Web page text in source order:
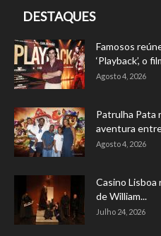
DESTAQUES
Famosos
‘Playback’, o
Agosto 4, 2026
Patrulha Pata
aventura
Agosto 4, 2026
Casino Lisboa
de William...
Julho 24, 2026